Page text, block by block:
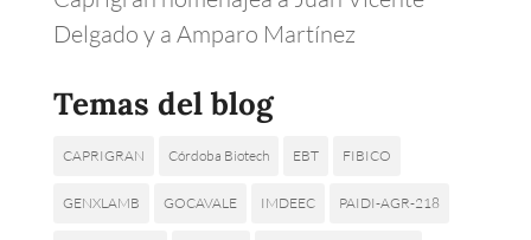
Delgado y a Amparo Martínez
Temas del blog
CAPRIGRAN Córdoba Biotech EBT FIBICO
GENXLAMB GOCAVALE IMDEEC PAIDI-AGR-218